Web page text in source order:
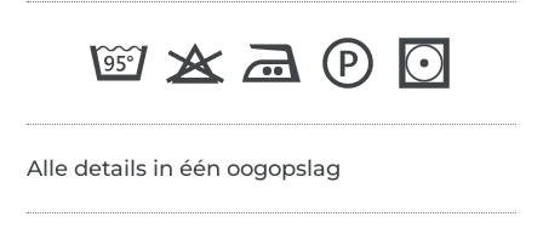
Alle details in één oogopslag